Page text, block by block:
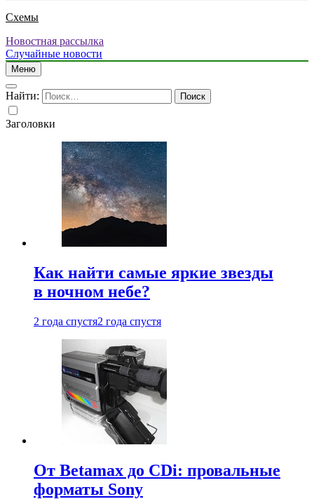
Схемы
Новостная рассылка
Случайные новости
Меню
Найти:
Заголовки
Как найти самые яркие звезды
в ночном небе?
2 года спустя2 года спустя
От Betamax до CDi: провальные
форматы Sony